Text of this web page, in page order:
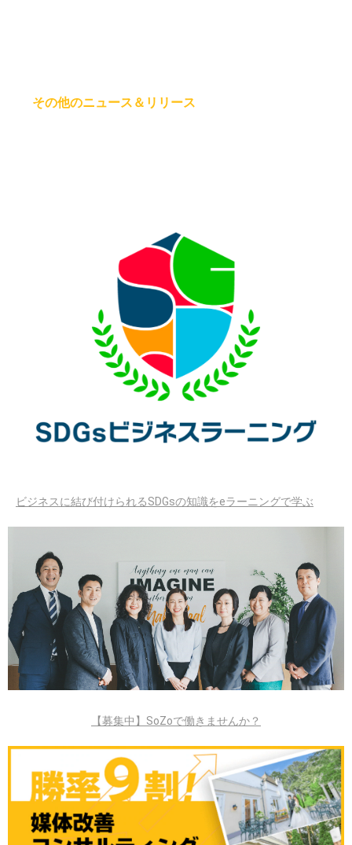
その他のニュース＆リリース
ビジネスに結び付けられるSDGsの知識をeラーニングで学ぶ
【募集中】SoZoで働きませんか？